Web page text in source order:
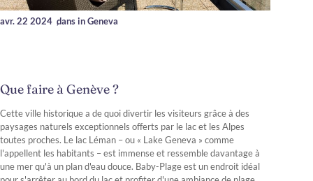
avr. 22 2024 ,dans in Geneva
Que faire à Genève ?
Cette ville historique a de quoi divertir les visiteurs grâce à des
paysages naturels exceptionnels offerts par le lac et les Alpes
toutes proches. Le lac Léman – ou « Lake Geneva » comme
l'appellent les habitants – est immense et ressemble davantage à
une mer qu'à un plan d'eau douce. Baby-Plage est un endroit idéal